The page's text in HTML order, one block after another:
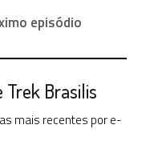
% )
episódio
Trek Brasilis
mais recentes por e-